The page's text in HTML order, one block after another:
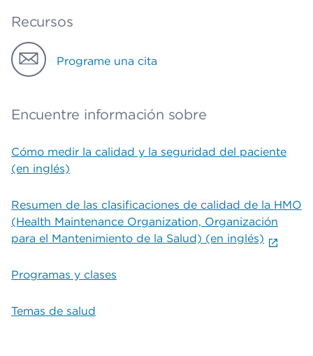
Recursos
Programe una cita
Encuentre información sobre
Cómo medir la calidad y la seguridad del paciente
(en inglés)
Resumen de las clasificaciones de calidad de la HMO
(Health Maintenance Organization, Organización
para el Mantenimiento de la Salud) (en inglés)
Programas y clases
Temas de salud